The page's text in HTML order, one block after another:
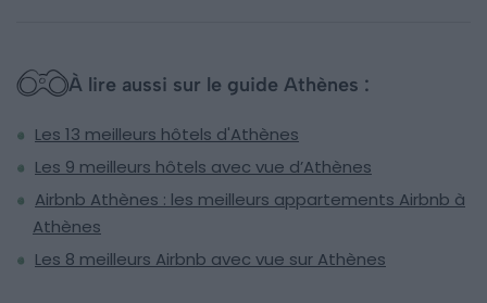
À lire aussi sur le guide Athènes :
Les 13 meilleurs hôtels d'Athènes
Les 9 meilleurs hôtels avec vue d’Athènes
Airbnb Athènes : les meilleurs appartements Airbnb à
Athènes
Les 8 meilleurs Airbnb avec vue sur Athènes